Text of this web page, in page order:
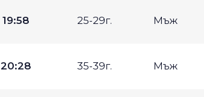
19:58 25-29г. Мъж
20:28 35-39г. Мъж